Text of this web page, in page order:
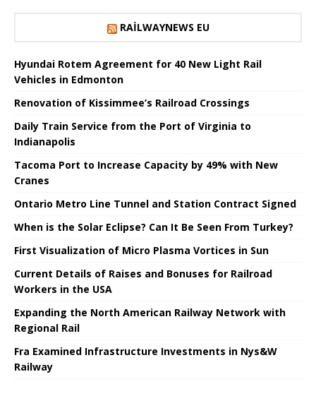
RAILWAYNEWS EU
Hyundai Rotem Agreement for 40 New Light Rail
Vehicles in Edmonton
Renovation of Kissimmee’s Railroad Crossings
Daily Train Service from the Port of Virginia to
Indianapolis
Tacoma Port to Increase Capacity by 49% with New
Cranes
Ontario Metro Line Tunnel and Station Contract Signed
When is the Solar Eclipse? Can It Be Seen From Turkey?
First Visualization of Micro Plasma Vortices in Sun
Current Details of Raises and Bonuses for Railroad
Workers in the USA
Expanding the North American Railway Network with
Regional Rail
Fra Examined Infrastructure Investments in Nys&W
Railway